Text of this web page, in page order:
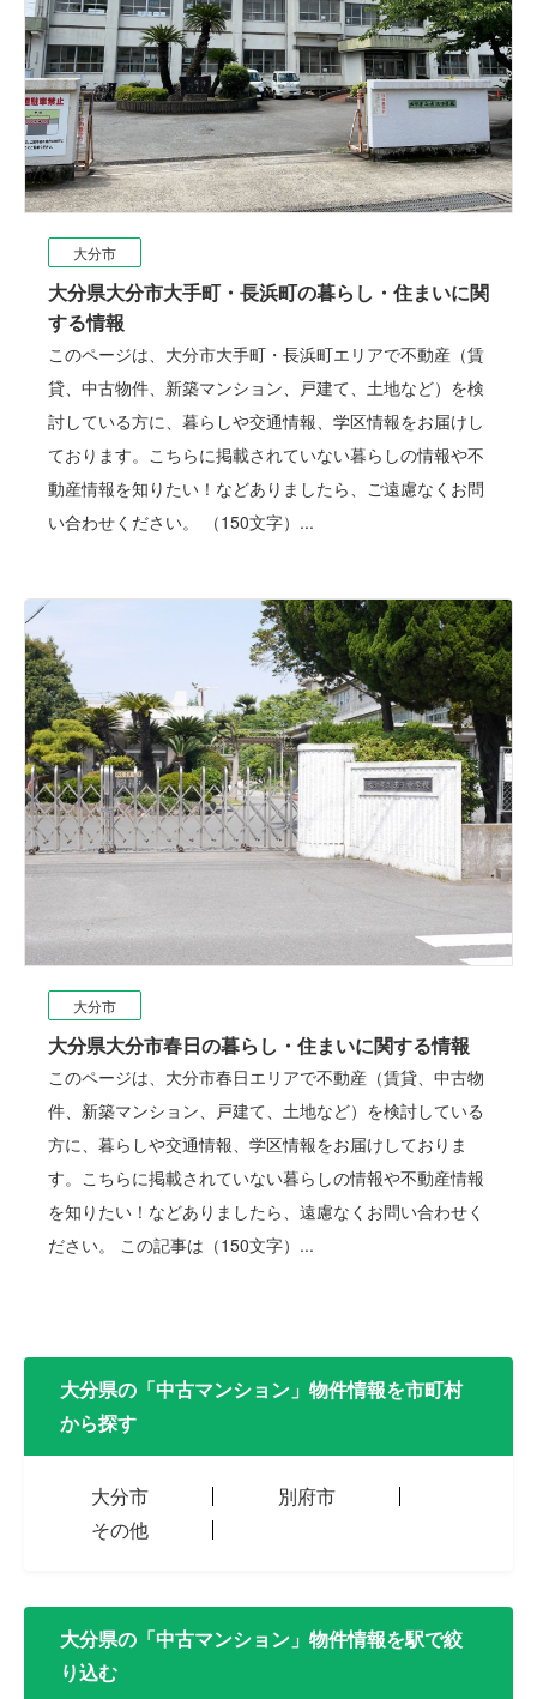
大分市
大分県大分市大手町・長浜町の暮らし・住まいに関
する情報
このページは、大分市大手町・長浜町エリアで不動産（賃
貸、中古物件、新築マンション、戸建て、土地など）を検
討している方に、暮らしや交通情報、学区情報をお届けし
ております。こちらに掲載されていない暮らしの情報や不
動産情報を知りたい！などありましたら、ご遠慮なくお問
い合わせください。 （150文字）...
大分市
大分県大分市春日の暮らし・住まいに関する情報
このページは、大分市春日エリアで不動産（賃貸、中古物
件、新築マンション、戸建て、土地など）を検討している
方に、暮らしや交通情報、学区情報をお届けしておりま
す。こちらに掲載されていない暮らしの情報や不動産情報
を知りたい！などありましたら、遠慮なくお問い合わせく
ださい。 この記事は（150文字）...
大分県の「中古マンション」物件情報を市町村
から探す
大分市
別府市
その他
大分県の「中古マンション」物件情報を駅で絞
り込む